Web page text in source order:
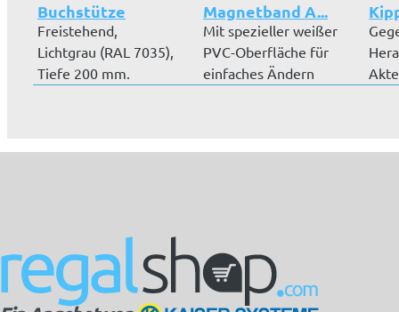
Buchstütze
Freistehend,
Lichtgrau (RAL 7035),
Tiefe 200 mm.
Magnetband A...
Mit spezieller weißer
PVC-Oberfläche für
einfaches Ändern